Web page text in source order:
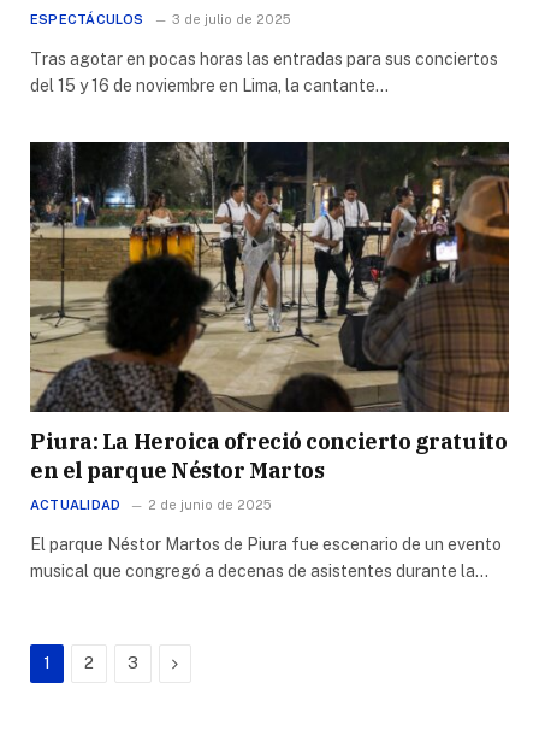
ESPECTÁCULOS 3 de julio de 2025
Tras agotar en pocas horas las entradas para sus conciertos
del 15 y 16 de noviembre en Lima, la cantante…
Piura: La Heroica ofreció concierto gratuito
en el parque Néstor Martos
ACTUALIDAD 2 de junio de 2025
El parque Néstor Martos de Piura fue escenario de un evento
musical que congregó a decenas de asistentes durante la…
1 2 3 Next